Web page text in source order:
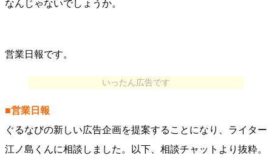
なんじゃないでしょうか。
営業日報です。
いったん広告です
■営業日報
ぐるなびの新しい広告企画を提案することになり、ライター
江ノ島くんに相談しました。以下、相談チャットより抜粋。